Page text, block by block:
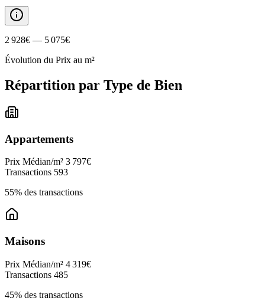
2 928€ — 5 075€
Évolution du Prix au m²
Répartition par Type de Bien
Appartements
Prix Médian/m² 3 797€
Transactions 593
55% des transactions
Maisons
Prix Médian/m² 4 319€
Transactions 485
45% des transactions